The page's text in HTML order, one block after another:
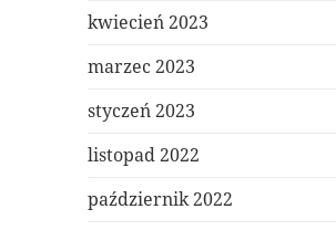
kwiecień 2023
marzec 2023
styczeń 2023
listopad 2022
październik 2022